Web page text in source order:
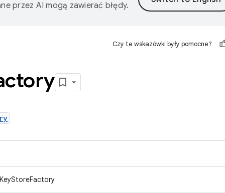
przez AI mogą zawierać błędy.
Czy te wskazówki były pomocne?